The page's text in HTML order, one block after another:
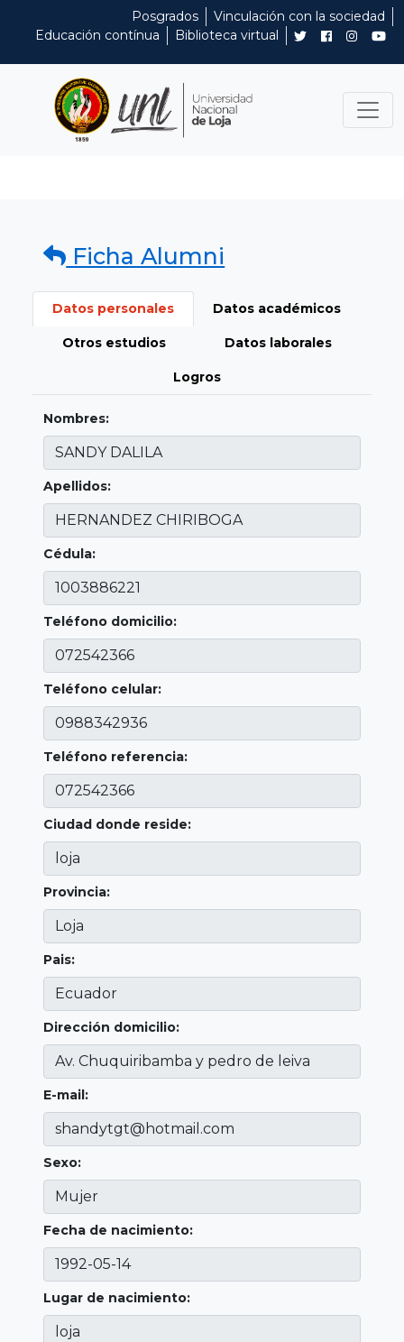
Posgrados
Vinculación con la sociedad
Educación contínua
Biblioteca virtual
Ficha Alumni
Datos personales Datos académicos
Otros estudios Datos laborales
Logros
Nombres:
Apellidos:
Cédula:
Teléfono domicilio:
Teléfono celular:
Teléfono referencia:
Ciudad donde reside:
Provincia:
Pais:
Dirección domicilio:
E-mail:
Sexo:
Fecha de nacimiento:
Lugar de nacimiento: